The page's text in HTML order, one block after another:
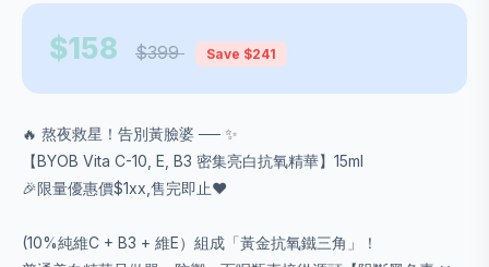
$158 $399 Save $241
🔥 熬夜救星！告別黃臉婆 ── ✨
【BYOB Vita C-10, E, B3 密集亮白抗氧精華】15ml
🎉限量優惠價$1xx,售完即止❤️
(10%純維C + B3 + 維E）組成「黃金抗氧鐵三角」！